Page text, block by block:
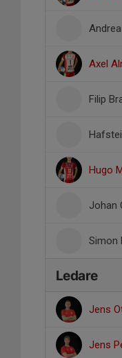
Axel
Filip
Hugo
Johan
Simon
Ledare
Jens
Jens